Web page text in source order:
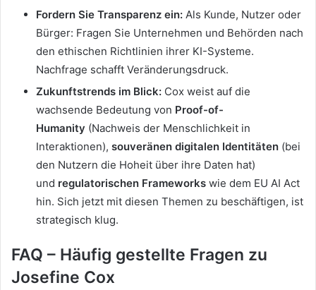
Fordern Sie Transparenz ein: Als Kunde, Nutzer oder
Bürger: Fragen Sie Unternehmen und Behörden nach
den ethischen Richtlinien ihrer KI-Systeme.
Nachfrage schafft Veränderungsdruck.
Zukunftstrends im Blick: Cox weist auf die
wachsende Bedeutung von Proof-of-
Humanity (Nachweis der Menschlichkeit in
Interaktionen), souveränen digitalen Identitäten (bei
den Nutzern die Hoheit über ihre Daten hat)
und regulatorischen Frameworks wie dem EU AI Act
hin. Sich jetzt mit diesen Themen zu beschäftigen, ist
strategisch klug.
FAQ – Häufig gestellte Fragen zu
Josefine Cox